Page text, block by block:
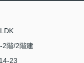
2階/2階建
23